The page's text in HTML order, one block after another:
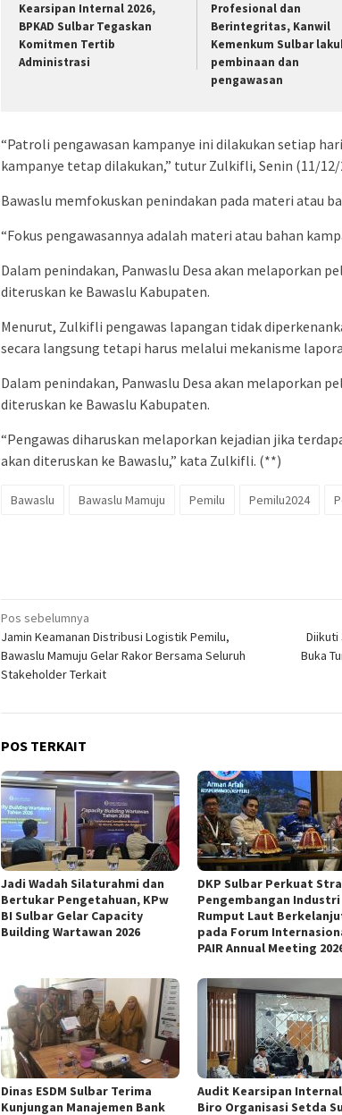
Kearsipan Internal 2026,
BPKAD Sulbar Tegaskan
Komitmen Tertib
Administrasi
Profesional dan
Berintegritas, Kanwil
Kemenkum Sulbar
pembinaan dan
pengawasan
“Patroli pengawasan kampanye ini dilakukan setiap
kampanye tetap dilakukan,” tutur Zulkifli, Senin (11/12/
Bawaslu memfokuskan penindakan pada materi atau
“Fokus pengawasannya adalah materi atau bahan
Dalam penindakan, Panwaslu Desa akan melaporkan
diteruskan ke Bawaslu Kabupaten.
Menurut, Zulkifli pengawas lapangan tidak
secara langsung tetapi harus melalui mekanisme
Dalam penindakan, Panwaslu Desa akan melaporkan
diteruskan ke Bawaslu Kabupaten.
“Pengawas diharuskan melaporkan kejadian jika
akan diteruskan ke Bawaslu,” kata Zulkifli. (**)
Bawaslu Bawaslu Mamuju Pemilu Pemilu2024
Navigasi
pos
Pos sebelumnya
Jamin Keamanan Distribusi Logistik Pemilu,
Bawaslu Mamuju Gelar Rakor Bersama Seluruh
Stakeholder Terkait
Diikuti
Buka
POS TERKAIT
Jadi Wadah Silaturahmi dan
Bertukar Pengetahuan, KPw
BI Sulbar Gelar Capacity
Building Wartawan 2026
DKP Sulbar Perkuat
Pengembangan Industri
Rumput Laut
pada Forum
PAIR Annual Meeting
Dinas ESDM Sulbar Terima
Kunjungan Manajemen Bank
Audit Kearsipan Internal
Biro Organisasi Setda